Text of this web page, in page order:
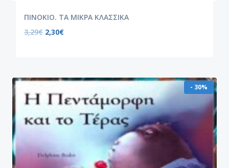
ΠΙΝΟΚΙΟ. ΤΑ ΜΙΚΡΑ ΚΛΑΣΣΙΚΑ
3,29€ 2,30€
- 30%